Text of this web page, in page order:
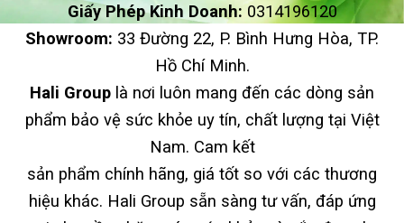
Giấy Phép Kinh Doanh: 0314196120
Showroom: 33 Đường 22, P. Bình Hưng Hòa, TP.
Hồ Chí Minh.
Hali Group là nơi luôn mang đến các dòng sản
phẩm bảo vệ sức khỏe uy tín, chất lượng tại Việt
Nam. Cam kết
sản phẩm chính hãng, giá tốt so với các thương
hiệu khác. Hali Group sẵn sàng tư vấn, đáp ứng